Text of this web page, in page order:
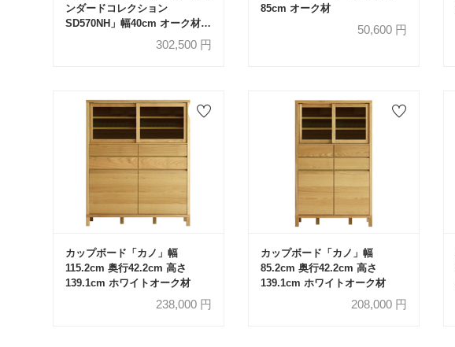
ンダードコレクション
SD570NH」幅40cm オーク材
WO色【受注生産品】302,500円
85cm オーク材
50,600円
カップボード「カノ」幅
115.2cm 奥行42.2cm 高さ
139.1cm ホワイトオーク材
238,000円
カップボード「カノ」幅
85.2cm 奥行42.2cm 高さ
139.1cm ホワイトオーク材
208,000円